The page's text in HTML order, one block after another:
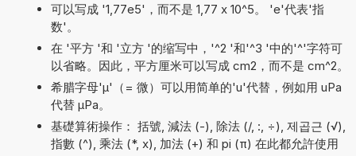
可以写成 '1,77e5'，而不是 1,77 x 10^5。 'e'代表'指
数'。
在 '平方 '和 '立方 '的缩写中，'^2 '和'^3 '中的'^'字符可
以省略。因此，平方厘米可以写成 cm2，而不是 cm^2。
希腊字母'µ'（= 微）可以用简单的'u'代替，例如用 uPa
代替 µPa。
基礎算術操作： 括號, 減法 (-), 除法 (/, :, ÷), 제곱근 (√),
指數 (^), 乘法 (*, x), 加法 (+) 和 pi (π) 在此都允許使用